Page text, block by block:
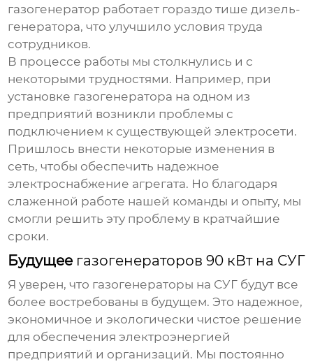
газогенератор работает гораздо тише дизель-
генератора, что улучшило условия труда
сотрудников.
В процессе работы мы столкнулись и с
некоторыми трудностями. Например, при
установке газогенератора на одном из
предприятий возникли проблемы с
подключением к существующей электросети.
Пришлось внести некоторые изменения в
сеть, чтобы обеспечить надежное
электроснабжение агрегата. Но благодаря
слаженной работе нашей команды и опыту, мы
смогли решить эту проблему в кратчайшие
сроки.
Будущее газогенераторов 90 кВт на СУГ
Я уверен, что газогенераторы на СУГ будут все
более востребованы в будущем. Это надежное,
экономичное и экологически чистое решение
для обеспечения электроэнергией
предприятий и организаций. Мы постоянно